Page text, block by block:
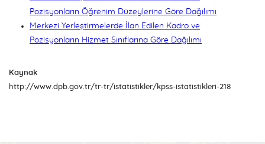
Pozisyonların Öğrenim Düzeylerine Göre Dağılımı
Merkezi Yerleştirmelerde İlan Edilen Kadro ve
Pozisyonların Hizmet Sınıflarına Göre Dağılımı
Kaynak
http://www.dpb.gov.tr/tr-tr/istatistikler/kpss-istatistikleri-218